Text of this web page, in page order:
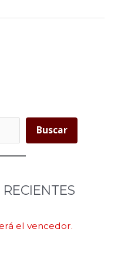
Buscar
el vencedor.